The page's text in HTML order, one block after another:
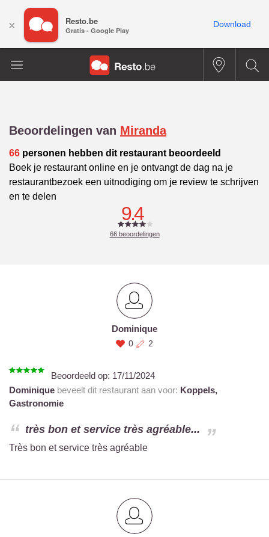
Beoordelingen van Miranda
66 personen hebben dit restaurant beoordeeld
Boek je restaurant online en je ontvangt de dag na je
restaurantbezoek een uitnodiging om je review te schrijven
en te delen
9.4
66beoordelingen
Dominique
0 2
Beoordeeld op: 17/11/2024
Dominique beveelt dit restaurant aan voor: Koppels,
Gastronomie
très bon et service très agréable...
Très bon et service très agréable
× Resto.be
Gratis - Google Play
Download